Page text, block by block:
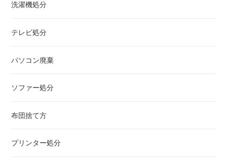
洗濯機処分
テレビ処分
パソコン廃棄
ソファー処分
布団捨て方
プリンター処分